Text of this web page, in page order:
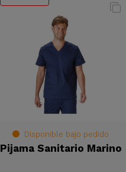
Disponible bajo pedido
Pijama Sanitario Marino